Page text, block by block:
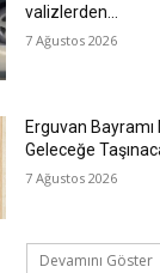
valizlerden…
7 Ağustos 2026
Erguvan
Geleceğe
7 Ağustos 2026
Devamını Göster